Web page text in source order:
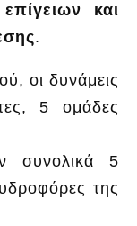
και
.
οι δυνάμεις
5 ομάδες
συνολικά 5
της